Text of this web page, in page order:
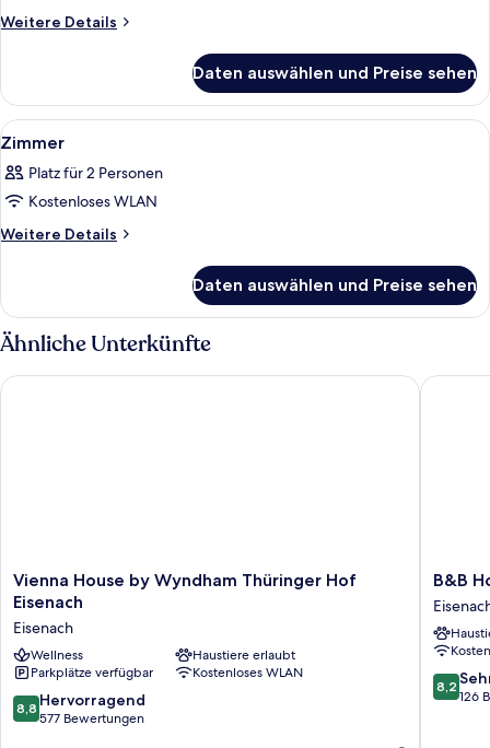
Weitere Details
Weitere
Studio
Apartment
Daten auswählen und Preise sehen
Alle
Fotos
für
Zimmer
anzeigen
Ein Hotelzimmer mit Bett, Sessel,
5
Zimmer
Platz für 2 Personen
Kostenloses WLAN
Weitere Details
Weitere
Daten auswählen und Preise sehen
Ähnliche Unterkünfte
Vienna
House
Wyndham
Thüringer
Hof
Eisenach
Eisenach
Vienna House by Wyndham Thüringer Hof
Eisenach
Eisenach
Wellness
Haustiere erlaubt
Parkplätze verfügbar
Kostenloses WLAN
8.8
von
8,8 Hervorragend
577 Bewertungen
Vienna House by Wyndham Thüringer Hof Eisenach
B&B
Hotel
B&B
8.2
von
8,2
126
B&B